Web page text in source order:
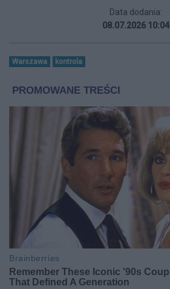
Data dodania:
08.07.2026 10:04
Warszawa kontrola